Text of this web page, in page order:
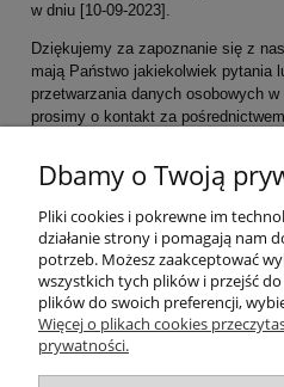
w dniu [10-09-2023].
Dziękujemy za zapoznanie się z
mają Państwo jakiekolwiek pytania
przetwarzania danych osobowych
prosimy o kontakt za
Moje
Dbamy o Twoją
Pliki cookies i pokrewne im
działanie strony i pomagają nam
potrzeb. Możesz zaakceptować
wszystkich tych plików i przejść
plików do swoich preferencji,
Więcej o plikach cookies
prywatności.